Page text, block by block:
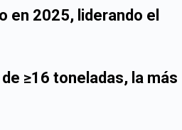
en 2025, liderando el
≥16 toneladas, la más